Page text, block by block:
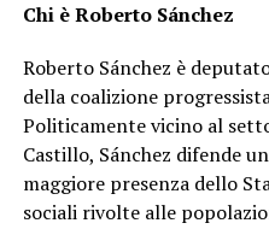
Chi è Roberto Sánchez
Roberto Sánchez è
della coalizione
Politicamente vicino al
Castillo, Sánchez difende
maggiore presenza dello
sociali rivolte alle